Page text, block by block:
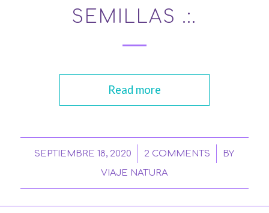
SEMILLAS .:.
Read more
SEPTIEMBRE 18, 2020
/ 2 COMMENTS
/
BY
VIAJE NATURA